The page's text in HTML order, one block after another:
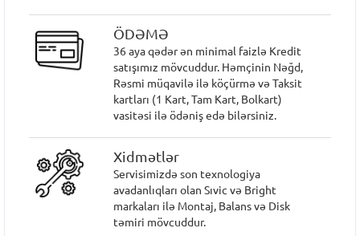
ÖDƏMƏ
36 aya qədər ən minimal faizlə Kredit
satışımız mövcuddur. Həmçinin Nəğd,
Rəsmi müqavilə ilə köçürmə və Taksit
kartları (1 Kart, Tam Kart, Bolkart)
vasitəsi ilə ödəniş edə bilərsiniz.
Xidmətlər
Servisimizdə son texnologiya
avadanlıqları olan Sıvic və Bright
markaları ilə Montaj, Balans və Disk
təmiri mövcuddur.